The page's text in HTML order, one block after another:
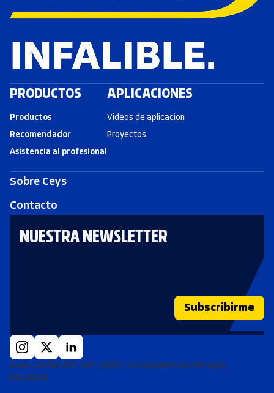
PRODUCTOS
Productos
Recomendador
Asistencia al profesional
APLICACIONES
Videos de aplicacion
Proyectos
Sobre Ceys
Contacto
NUESTRA NEWSLETTER
Subscribirme
Avda. Carrilet 293-297, 08907, L'Hospitalet de Llobregat,
Barcelona